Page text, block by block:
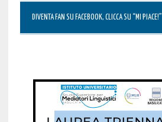
DIVENTA FAN SU FACEBOOK, CLICCA SU “MI PIACE!”